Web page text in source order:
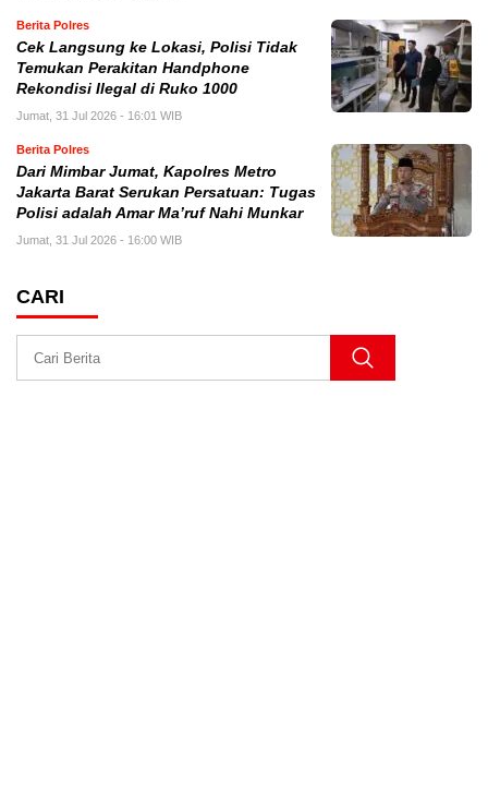
Berita Polres
Cek Langsung ke Lokasi, Polisi Tidak
Temukan Perakitan Handphone
Rekondisi Ilegal di Ruko 1000
Jumat, 31 Jul 2026 - 16:01 WIB
Berita Polres
Dari Mimbar Jumat, Kapolres Metro
Jakarta Barat Serukan Persatuan: Tugas
Polisi adalah Amar Ma’ruf Nahi Munkar
Jumat, 31 Jul 2026 - 16:00 WIB
CARI